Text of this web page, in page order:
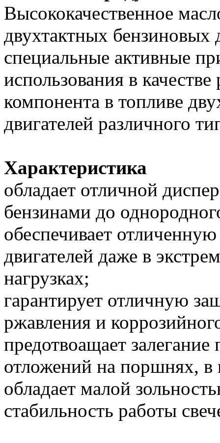
Высококачественное
двухтактных бензиновых
специальные активные
использования в
компонента в топливе
двигателей различного
Характеристика
обладает отличной
бензинами до
обеспечивает
двигателей даже в
нагрузках;
гарантирует отличную
ржавления и
предотвоащает
отложений на поршнях,
обладает малой
стабильность работы